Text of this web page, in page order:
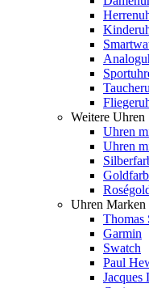
Weitere Uhren
Uhren
Uhren
Uhren Marken
Thomas
Garmin
Swatch
Paul
Jacques